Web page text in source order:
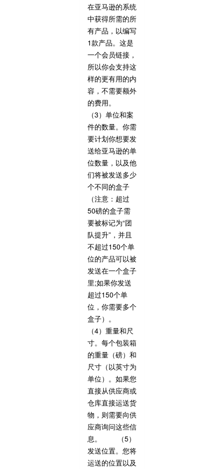
在亚马逊的系统
中获得所需的所
有产品，以编写
1款产品。这是
一个会员链接，
所以你会支持这
样的更有用的内
容，不需要额外
的费用。
（3）单位和案
件的数量。你需
要计划你想要发
送给亚马逊的单
位数量，以及他
们将被发送多少
个不同的盒子
（注意：超过
50磅的盒子需
要被标记为“团
队提升”，并且
不超过150个单
位的产品可以被
发送在一个盒子
里;如果你发送
超过150个单
位，你需要多个
盒子）。
（4）重量和尺
寸。每个包装箱
的重量（磅）和
尺寸（以英寸为
单位）。如果您
直接从供应商或
仓库直接运送货
物，则需要向供
应商询问这些信
息。 （5）
发送位置。您将
运送的位置以及